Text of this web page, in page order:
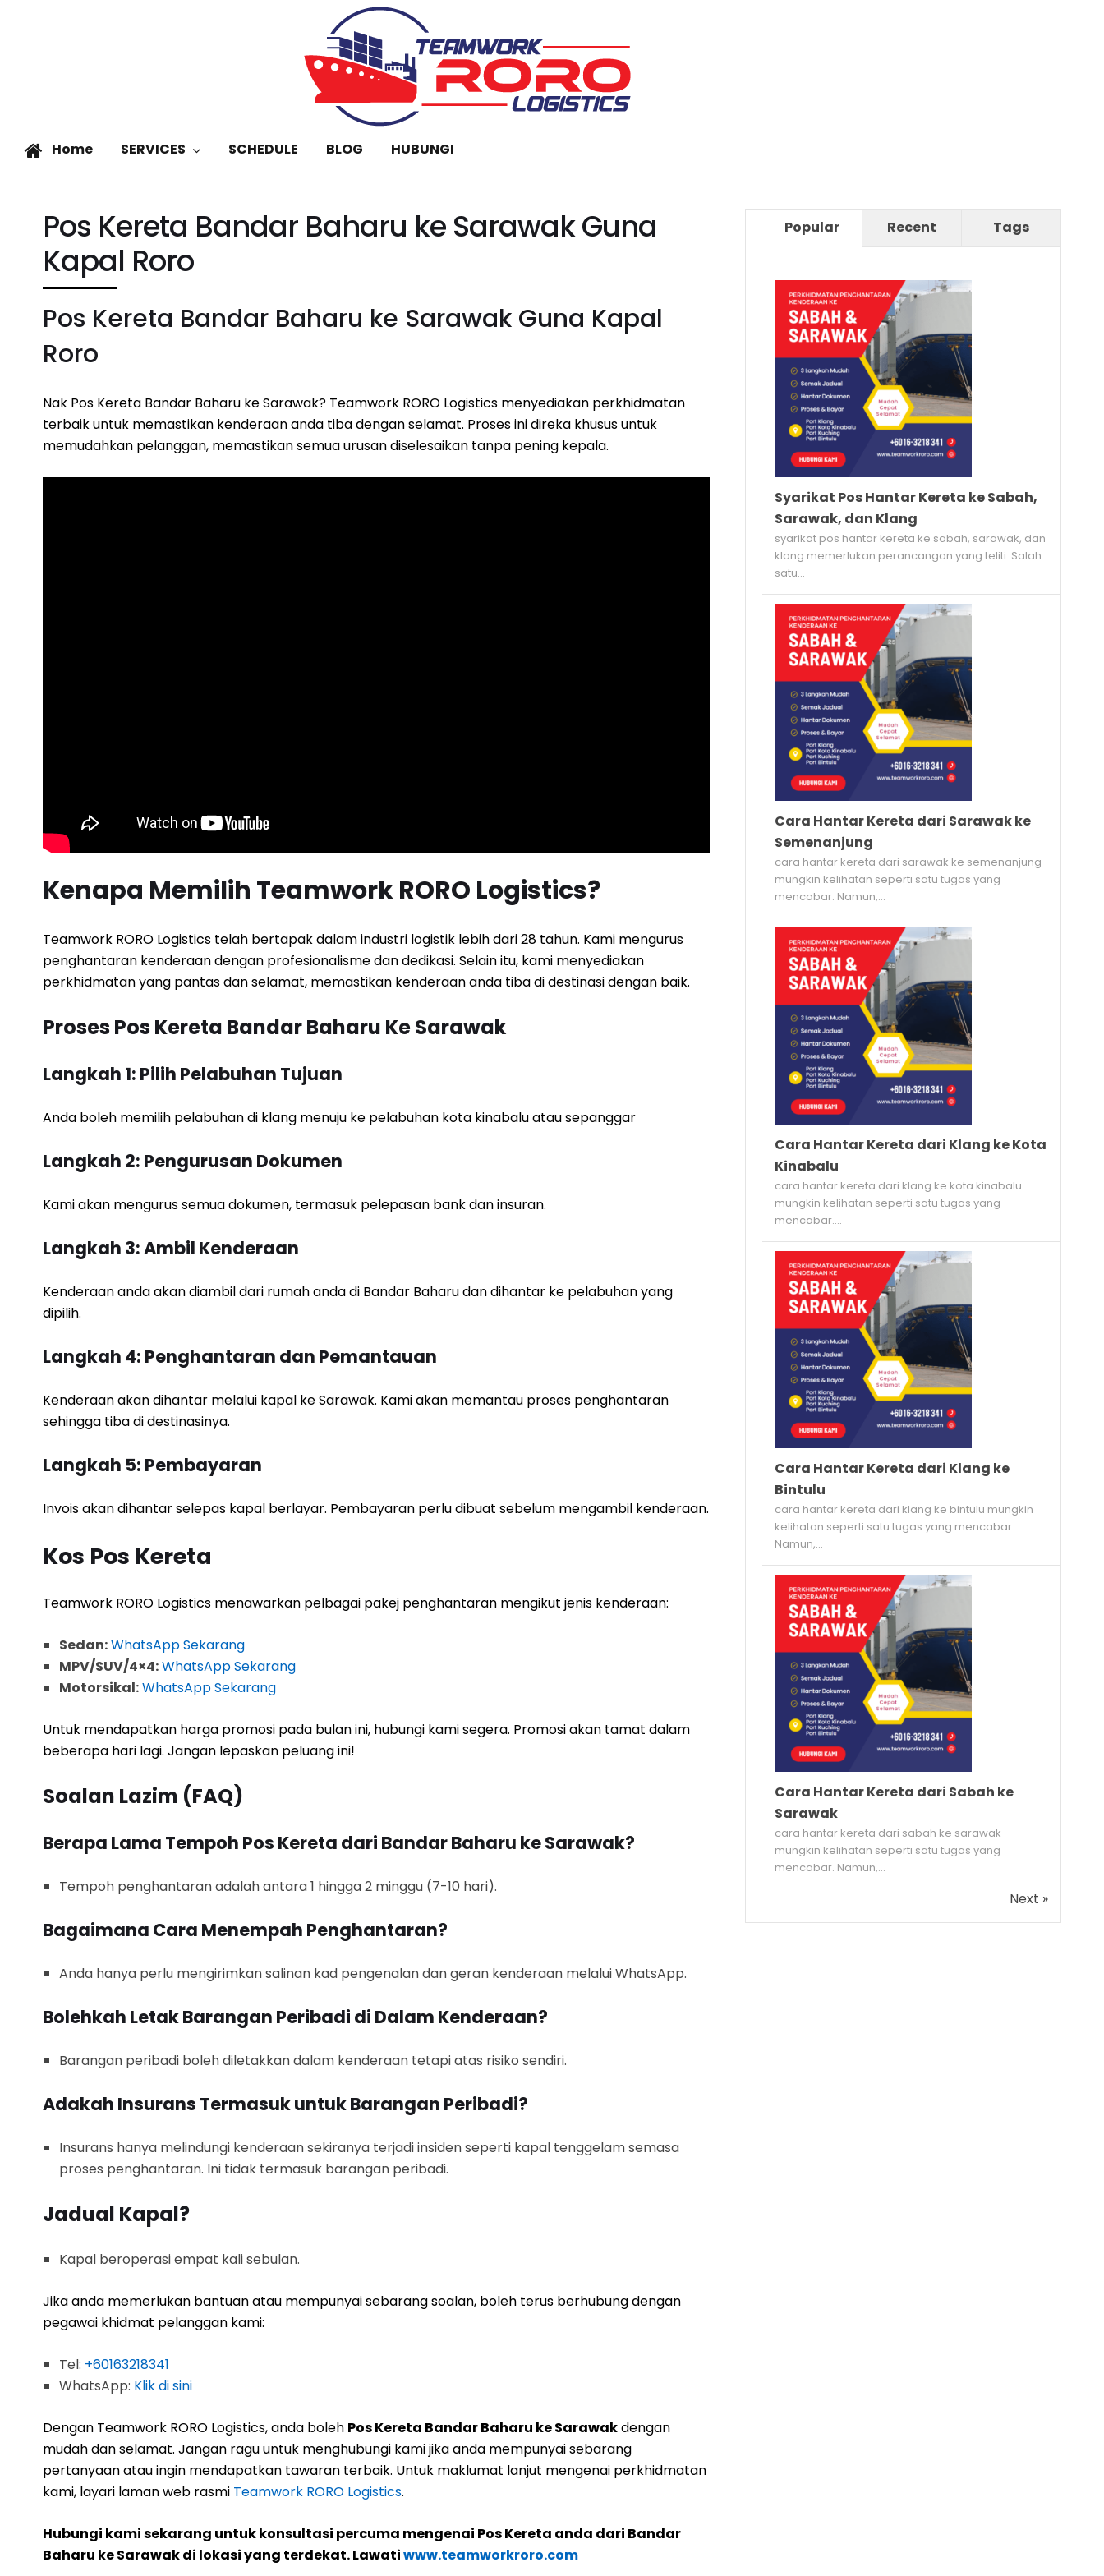
Home SERVICES SCHEDULE BLOG HUBUNGI
Pos Kereta Bandar Baharu ke Sarawak Guna
Kapal Roro
Pos Kereta Bandar Baharu ke Sarawak Guna Kapal
Roro
Nak Pos Kereta Bandar Baharu ke Sarawak? Teamwork RORO Logistics menyediakan perkhidmatan
terbaik untuk memastikan kenderaan anda tiba dengan selamat. Proses ini direka khusus untuk
memudahkan pelanggan, memastikan semua urusan diselesaikan tanpa pening kepala.
Kenapa Memilih Teamwork RORO Logistics?
Teamwork RORO Logistics telah bertapak dalam industri logistik lebih dari 28 tahun. Kami mengurus
penghantaran kenderaan dengan profesionalisme dan dedikasi. Selain itu, kami menyediakan
perkhidmatan yang pantas dan selamat, memastikan kenderaan anda tiba di destinasi dengan baik.
Proses Pos Kereta Bandar Baharu Ke Sarawak
Langkah 1: Pilih Pelabuhan Tujuan
Anda boleh memilih pelabuhan di klang menuju ke pelabuhan kota kinabalu atau sepanggar
Langkah 2: Pengurusan Dokumen
Kami akan mengurus semua dokumen, termasuk pelepasan bank dan insuran.
Langkah 3: Ambil Kenderaan
Kenderaan anda akan diambil dari rumah anda di Bandar Baharu dan dihantar ke pelabuhan yang
dipilih.
Langkah 4: Penghantaran dan Pemantauan
Kenderaan akan dihantar melalui kapal ke Sarawak. Kami akan memantau proses penghantaran
sehingga tiba di destinasinya.
Langkah 5: Pembayaran
Invois akan dihantar selepas kapal berlayar. Pembayaran perlu dibuat sebelum mengambil kenderaan.
Kos Pos Kereta
Teamwork RORO Logistics menawarkan pelbagai pakej penghantaran mengikut jenis kenderaan:
Sedan:WhatsApp Sekarang
MPV/SUV/4×4:WhatsApp Sekarang
Motorsikal:WhatsApp Sekarang
Untuk mendapatkan harga promosi pada bulan ini, hubungi kami segera. Promosi akan tamat dalam
beberapa hari lagi. Jangan lepaskan peluang ini!
Soalan Lazim (FAQ)
Berapa Lama Tempoh Pos Kereta dari Bandar Baharu ke Sarawak?
Tempoh penghantaran adalah antara 1 hingga 2 minggu (7-10 hari).
Bagaimana Cara Menempah Penghantaran?
Anda hanya perlu mengirimkan salinan kad pengenalan dan geran kenderaan melalui WhatsApp.
Bolehkah Letak Barangan Peribadi di Dalam Kenderaan?
Barangan peribadi boleh diletakkan dalam kenderaan tetapi atas risiko sendiri.
Adakah Insurans Termasuk untuk Barangan Peribadi?
Insurans hanya melindungi kenderaan sekiranya terjadi insiden seperti kapal tenggelam semasa
proses penghantaran. Ini tidak termasuk barangan peribadi.
Jadual Kapal?
Kapal beroperasi empat kali sebulan.
Jika anda memerlukan bantuan atau mempunyai sebarang soalan, boleh terus berhubung dengan
pegawai khidmat pelanggan kami:
Tel: +60163218341
WhatsApp: Klik di sini
Dengan Teamwork RORO Logistics, anda boleh Pos Kereta Bandar Baharu ke Sarawakdengan
mudah dan selamat. Jangan ragu untuk menghubungi kami jika anda mempunyai sebarang
pertanyaan atau ingin mendapatkan tawaran terbaik. Untuk maklumat lanjut mengenai perkhidmatan
kami, layari laman web rasmi Teamwork RORO Logistics.
Hubungi kami sekarang untuk konsultasi percuma mengenai Pos Kereta anda dari Bandar
Baharu ke Sarawak di lokasi yang terdekat. Lawatiwww.teamworkroro.com
Popular Recent Tags
Syarikat Pos Hantar Kereta ke Sabah,
Sarawak, dan Klang
syarikat pos hantar kereta ke sabah, sarawak, dan
klang memerlukan perancangan yang teliti. Salah
satu...
Cara Hantar Kereta dari Sarawak ke
Semenanjung
cara hantar kereta dari sarawak ke semenanjung
mungkin kelihatan seperti satu tugas yang
mencabar. Namun,...
Cara Hantar Kereta dari Klang ke Kota
Kinabalu
cara hantar kereta dari klang ke kota kinabalu
mungkin kelihatan seperti satu tugas yang
mencabar....
Cara Hantar Kereta dari Klang ke
Bintulu
cara hantar kereta dari klang ke bintulu mungkin
kelihatan seperti satu tugas yang mencabar.
Namun,...
Cara Hantar Kereta dari Sabah ke
Sarawak
cara hantar kereta dari sabah ke sarawak
mungkin kelihatan seperti satu tugas yang
mencabar. Namun,...
Next »